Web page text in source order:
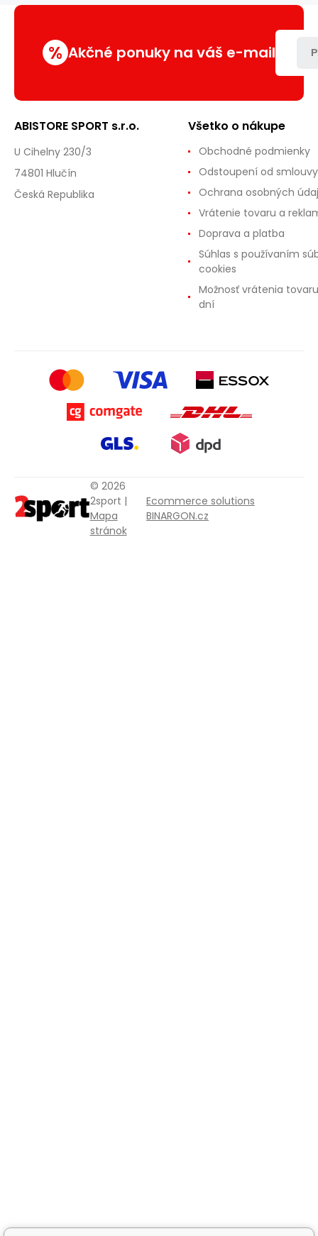
% Akčné ponuky na váš e-mail
ABISTORE SPORT s.r.o.
U Cihelny 230/3
74801 Hlučín
Česká Republika
Všetko o nákupe
Obchodné podmienky
Odstoupení od smlouvy
Ochrana osobných
Vrátenie tovaru a
Doprava a platba
Súhlas s používaním
cookies
Možnosť vrátenia
dní
© 2026
2sport |
Mapa
stránok
Ecommerce solutions
BINARGON.cz